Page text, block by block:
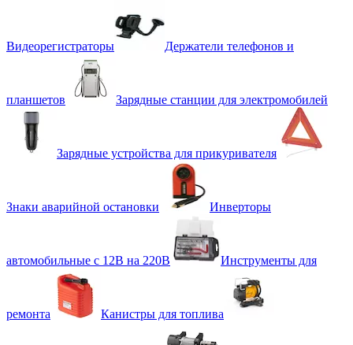
Видеорегистраторы Держатели телефонов и
планшетов Зарядные станции для электромобилей
Зарядные устройства для прикуривателя
Знаки аварийной остановки Инверторы
автомобильные с 12В на 220В Инструменты для
ремонта Канистры для топлива